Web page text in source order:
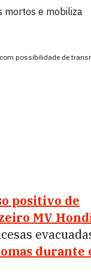
mortos e mobiliza
possibilidade de
positivo de
MV
durante